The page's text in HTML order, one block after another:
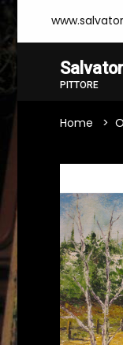
PITTORE
Home